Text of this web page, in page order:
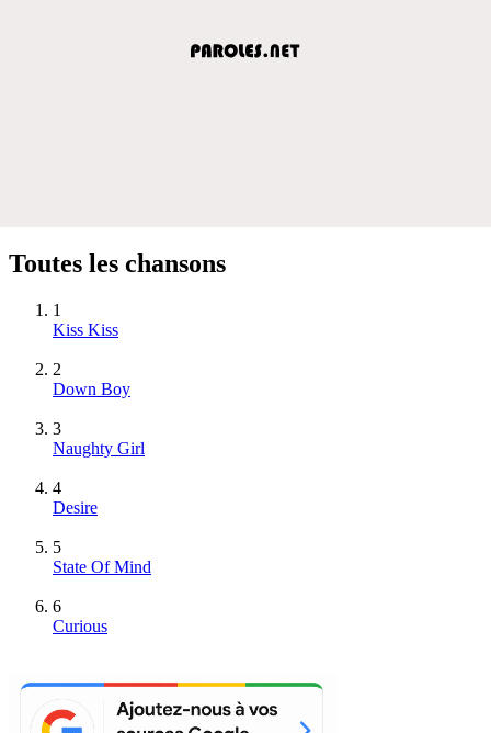
Toutes les chansons
1
Kiss Kiss
2
Down Boy
3
Naughty Girl
4
Desire
5
State Of Mind
6
Curious